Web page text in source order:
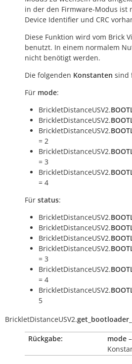
in der den Firmware-Modus ist
Device Identifier und CRC
Diese Funktion wird vom Brick
benutzt. In einem normalem
nicht benötigt werden.
Die folgenden Konstanten sind
Für mode:
BrickletDistanceUSV2.
BrickletDistanceUSV2.
BrickletDistanceUSV2.
= 2
BrickletDistanceUSV2.
= 3
BrickletDistanceUSV2.
= 4
Für status:
BrickletDistanceUSV2.
BrickletDistanceUSV2.
BrickletDistanceUSV2.
BrickletDistanceUSV2.
= 3
BrickletDistanceUSV2.
= 4
BrickletDistanceUSV2.
5
BrickletDistanceUSV2.
Rückgabe: mode